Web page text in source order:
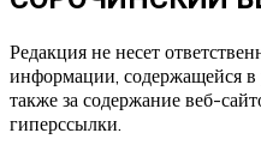
Редакция не несет
информации, содержащейся в
также за содержание веб-
гиперссылки.